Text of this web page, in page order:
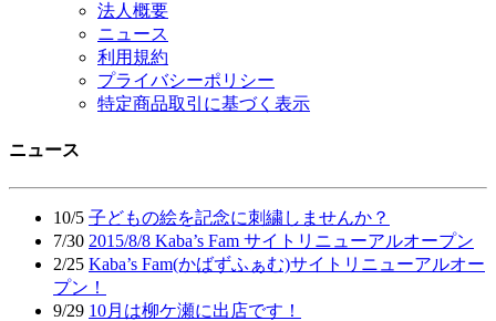
法人概要
ニュース
利用規約
プライバシーポリシー
特定商品取引に基づく表示
ニュース
10/5 子どもの絵を記念に刺繍しませんか？
7/30 2015/8/8 Kaba’s Fam サイトリニューアルオープン
2/25 Kaba’s Fam(かばずふぁむ)サイトリニューアルオー
プン！
9/29 10月は柳ケ瀬に出店です！